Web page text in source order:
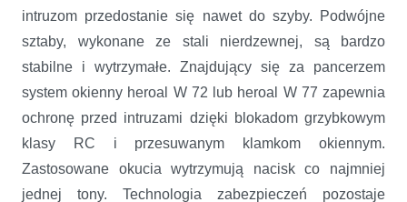
intruzom przedostanie się nawet do szyby. Podwójne
sztaby, wykonane ze stali nierdzewnej, są bardzo
stabilne i wytrzymałe. Znajdujący się za pancerzem
system okienny heroal W 72 lub heroal W 77 zapewnia
ochronę przed intruzami dzięki blokadom grzybkowym
klasy RC i przesuwanym klamkom okiennym.
Zastosowane okucia wytrzymują nacisk co najmniej
jednej tony. Technologia zabezpieczeń pozostaje